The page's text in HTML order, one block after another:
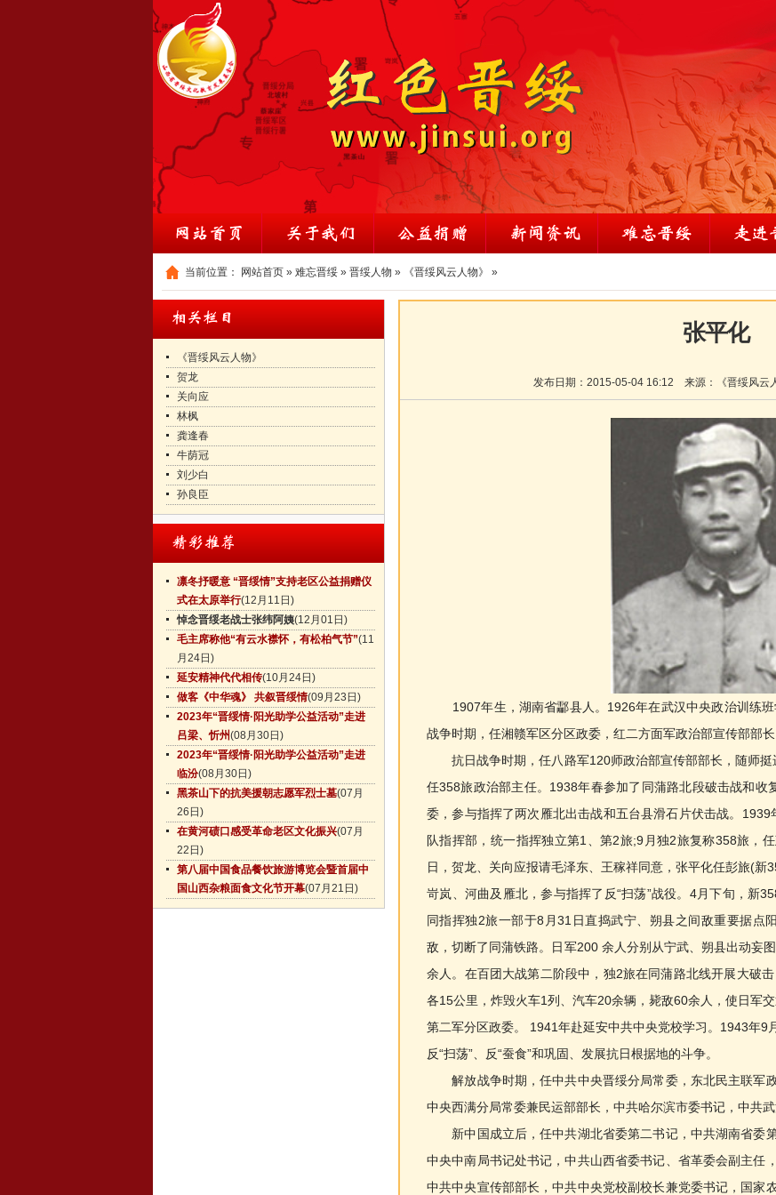
当前位置： 网站首页 » 难忘晋绥 » 晋绥人物 » 《晋绥风云人物》 »
《晋绥风云人物》
贺龙
关向应
林枫
龚逢春
牛荫冠
刘少白
孙良臣
凛冬抒暖意 “晋绥情”支持老区公益捐赠仪
式在太原举行(12月11日)
悼念晋绥老战士张纬阿姨(12月01日)
毛主席称他“有云水襟怀，有松柏气节”(11
月24日)
延安精神代代相传(10月24日)
做客《中华魂》 共叙晋绥情(09月23日)
2023年“晋绥情·阳光助学公益活动”走进
吕梁、忻州(08月30日)
2023年“晋绥情·阳光助学公益活动”走进
临汾(08月30日)
黑茶山下的抗美援朝志愿军烈士墓(07月
26日)
在黄河碛口感受革命老区文化振兴(07月
22日)
第八届中国食品餐饮旅游博览会暨首届中
国山西杂粮面食文化节开幕(07月21日)
张平化
发布日期： 2015-05-04 16:12 来源： 《晋绥风云
1907年生，湖南省酃县人。1926年在武汉中央政治训练班
战争时期，任湘赣军区分区政委，红二方面军政治部宣传部部
抗日战争时期，任八路军120师政治部宣传部部长，随师挺
任358旅政治部主任。1938年春参加了同蒲路北段破击战和收
委，参与指挥了两次雁北出击战和五台县滑石片伏击战。
队指挥部，统一指挥独立第1、第2旅;9月独2旅复称358旅，
日，贺龙、关向应报请毛泽东、王稼祥同意，张平化任彭旅(新
岢岚、河曲及雁北，参与指挥了反“扫荡”战役。4月下旬，新
同指挥独2旅一部于8月31日直捣武宁、朔县之间敌重要据点
敌，切断了同蒲铁路。日军200 余人分别从宁武、朔县出动妄
余人。在百团大战第二阶段中，独2旅在同蒲路北线开展大破
各15公里，炸毁火车1列、汽车20余辆，毙敌60余人，使日军
第二军分区政委。 1941年赴延安中共中央党校学习。1943年9
反“扫荡”、反“蚕食”和巩固、发展抗日根据地的斗争。
解放战争时期，任中共中央晋绥分局常委，东北民主联军
中央西满分局常委兼民运部部长，中共哈尔滨市委书记，中共武
新中国成立后，任中共湖北省委第二书记，中共湖南省委
中央中南局书记处书记，中共山西省委书记、省革委会副主任
中共中央宣传部部长，中共中央党校副校长兼党委书记，国家